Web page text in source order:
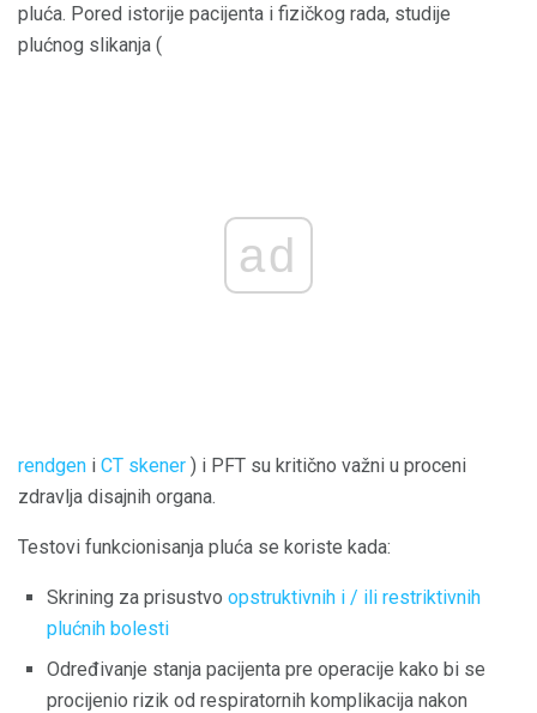
pluća. Pored istorije pacijenta i fizičkog rada, studije
plućnog slikanja (
ad
rendgen i CT skener ) i PFT su kritično važni u proceni
zdravlja disajnih organa.
Testovi funkcionisanja pluća se koriste kada:
Skrining za prisustvo opstruktivnih i / ili restriktivnih
plućnih bolesti
Određivanje stanja pacijenta pre operacije kako bi se
procijenio rizik od respiratornih komplikacija nakon